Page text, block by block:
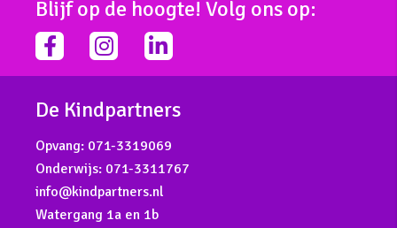
Blijf op de hoogte! Volg ons op:
facebook-
f
instagramlinkedin-
in
De Kindpartners
Opvang: 071-3319069
Onderwijs: 071-3311767
info@kindpartners.nl
Watergang 1a en 1b